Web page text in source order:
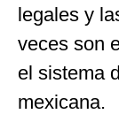
legales y
veces son
el sistema
mexicana.